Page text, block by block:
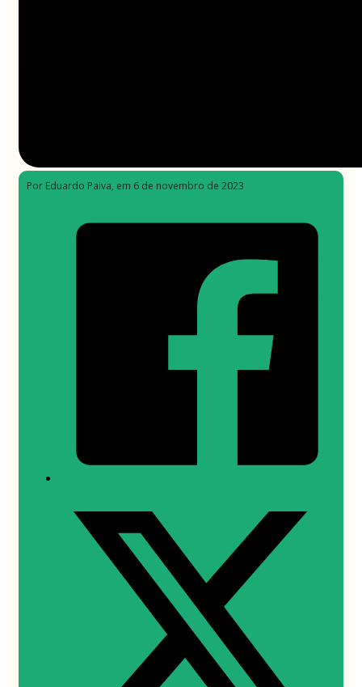
Por Eduardo Paiva, em 6 de novembro de 2023